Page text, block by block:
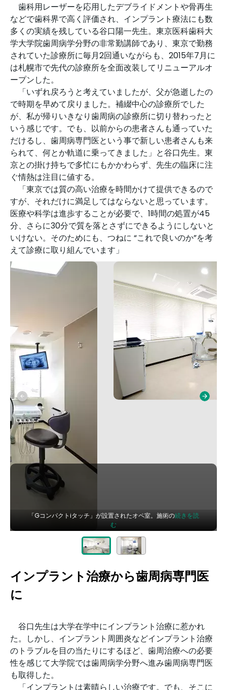
歯科用レーザーを応用したデブライドメントや骨再生
などで歯科界で高く評価され、インプラント療法にも数
多くの実績を残している谷口陽一先生。東京医科歯科大
学大学院歯周病学分野の非常勤講師であり、東京で勤務
されていた診療所に毎月2回通いながらも、2015年7月に
は札幌市で先代の診療所を全面改装してリニューアルオ
ープンした。
「いずれ戻ろうと考えていましたが、父が急逝したの
で時期を早めて戻りました。補綴中心の診療所でした
が、私が帰りいきなり歯周病の診療所に切り替わったと
いう感じです。でも、以前からの患者さんも通っていた
だけるし、歯周病専門医という事で新しい患者さんも来
られて、何とか軌道に乗ってきました」と谷口先生。東
京との掛け持ちで多忙にもかかわらず、先生の臨床に注
ぐ情熱は注目に値する。
「東京では質の高い治療を時間かけて提供できるので
すが、それだけに満足してはならないと思っています。
医療や科学は進歩することが必要で、1時間の処置が45
分、さらに30分で質を落とさずにできるようにしないと
いけない。そのためにも、つねに “これで良いのか”を考
えて診療に取り組んでいます」
「Gコンパクトiタッチ」が設置されたオペ室。施術の続きを読
む
インプラント治療から歯周病専門医
に
谷口先生は大学在学中にインプラント治療に惹かれ
た。しかし、インプラント周囲炎などインプラント治療
のトラブルを目の当たりにするほど、歯周治療への必要
性を感じて大学院では歯周病学分野へ進み歯周病専門医
も取得した。
「インプラントは素晴らしい治療です。でも、そこに